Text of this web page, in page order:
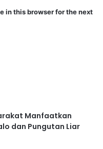
in this browser for the next
Manfaatkan
dan Pungutan Liar